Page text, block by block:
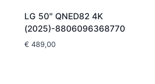
LG 50″ QNED82 4K
(2025)-8806096368770
€ 489,00